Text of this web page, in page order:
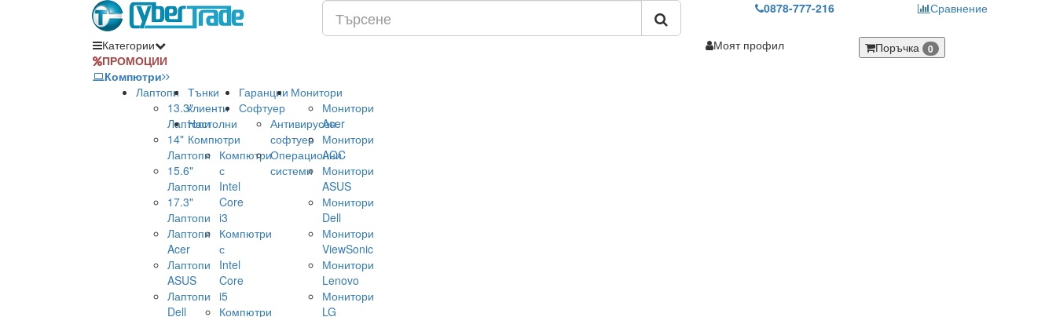
0878-777-216 Сравнение
Категории
ПРОМОЦИИ
Компютри
Лаптопи
13.3"
Лаптопи
14"
Лаптопи
15.6"
Лаптопи
17.3"
Лаптопи
Лаптопи
Acer
Лаптопи
ASUS
Лаптопи
Dell
Тънки
клиенти
Настолни
Компютри
Компютри
с
Intel
Core
i3
Компютри
с
Intel
Core
i5
Компютри
Гаранции
Софтуер
Антивирусен
софтуер
Операционни
системи
Монитори
Монитори
Acer
Монитори
AOC
Монитори
ASUS
Монитори
Dell
Монитори
ViewSonic
Монитори
Lenovo
Монитори
LG
Моят профил Поръчка 0